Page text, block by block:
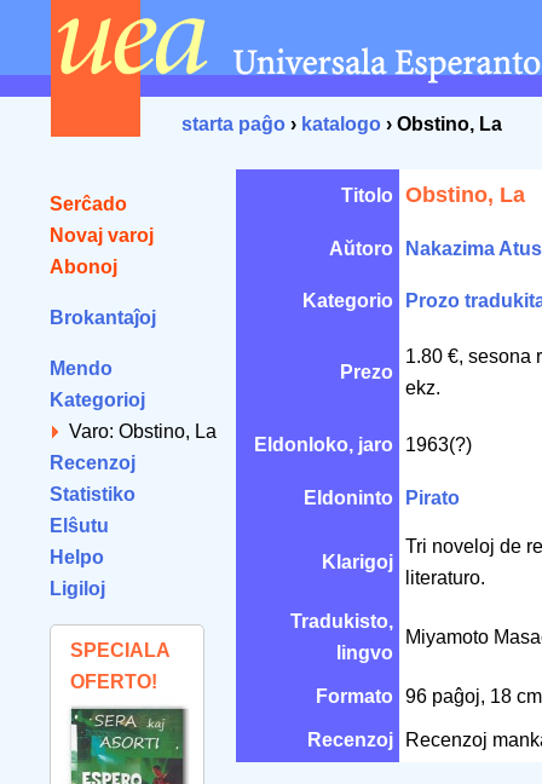
starta paĝo › katalogo › Obstino, La
Serĉado
Novaj varoj
Abonoj
Brokantaĵoj
Mendo
Kategorioj
Varo: Obstino, La
Recenzoj
Statistiko
Elŝutu
Helpo
Ligiloj
SPECIALA
OFERTO!
Titolo Obstino, La
Aŭtoro Nakazima
Kategorio Prozo
Prezo
1.80 €, sesona
ekz.
Eldonloko, jaro 1963(?)
Eldoninto Pirato
Klarigoj
Tri noveloj de
literaturo.
Tradukisto,
lingvo
Miyamoto
Formato 96 paĝoj, 18
Recenzoj Recenzoj